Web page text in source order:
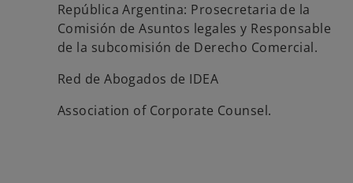
República Argentina: Prosecretaria de la
Comisión de Asuntos legales y Responsable
de la subcomisión de Derecho Comercial.
Red de Abogados de IDEA
Association of Corporate Counsel.